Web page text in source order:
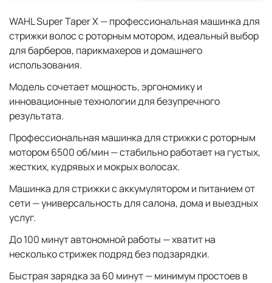
WAHL Super Taper X — профессиональная машинка для
стрижки волос с роторным мотором, идеальный выбор
для барберов, парикмахеров и домашнего
использования.
Модель сочетает мощность, эргономику и
инновационные технологии для безупречного
результата.
Профессиональная машинка для стрижки с роторным
мотором 6500 об/мин — стабильно работает на густых,
жестких, кудрявых и мокрых волосах.
Машинка для стрижки с аккумулятором и питанием от
сети — универсальность для салона, дома и выездных
услуг.
До 100 минут автономной работы — хватит на
несколько стрижек подряд без подзарядки.
Быстрая зарядка за 60 минут — минимум простоев в